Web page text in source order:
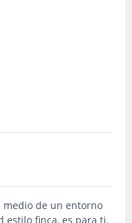
medio de un entorno
estilo finca, es para ti.